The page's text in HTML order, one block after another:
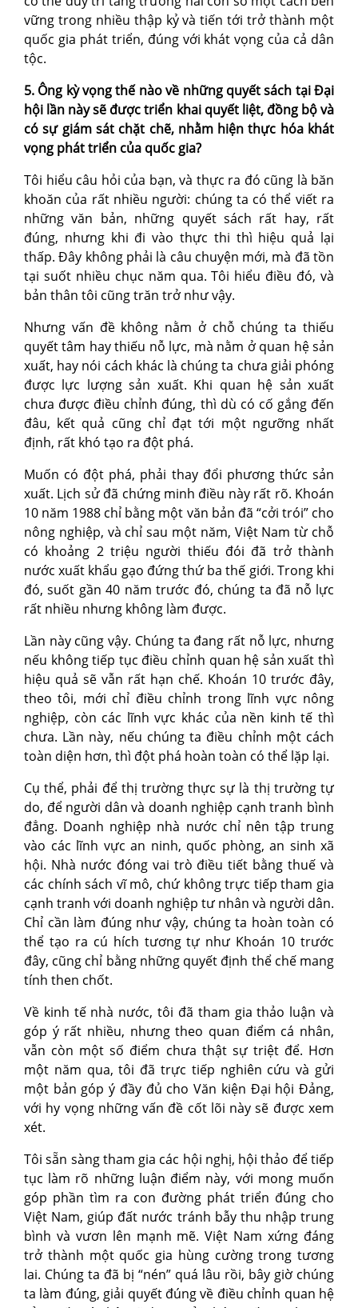
vững trong nhiều thập kỷ và tiến tới trở thành một
quốc gia phát triển, đúng với khát vọng của cả dân
tộc.
5. Ông kỳ vọng thế nào về những quyết sách tại Đại
hội lần này sẽ được triển khai quyết liệt, đồng bộ và
có sự giám sát chặt chẽ, nhằm hiện thực hóa khát
vọng phát triển của quốc gia?
Tôi hiểu câu hỏi của bạn, và thực ra đó cũng là băn
khoăn của rất nhiều người: chúng ta có thể viết ra
những văn bản, những quyết sách rất hay, rất
đúng, nhưng khi đi vào thực thi thì hiệu quả lại
thấp. Đây không phải là câu chuyện mới, mà đã tồn
tại suốt nhiều chục năm qua. Tôi hiểu điều đó, và
bản thân tôi cũng trăn trở như vậy.
Nhưng vấn đề không nằm ở chỗ chúng ta thiếu
quyết tâm hay thiếu nỗ lực, mà nằm ở quan hệ sản
xuất, hay nói cách khác là chúng ta chưa giải phóng
được lực lượng sản xuất. Khi quan hệ sản xuất
chưa được điều chỉnh đúng, thì dù có cố gắng đến
đâu, kết quả cũng chỉ đạt tới một ngưỡng nhất
định, rất khó tạo ra đột phá.
Muốn có đột phá, phải thay đổi phương thức sản
xuất. Lịch sử đã chứng minh điều này rất rõ. Khoán
10 năm 1988 chỉ bằng một văn bản đã “cởi trói” cho
nông nghiệp, và chỉ sau một năm, Việt Nam từ chỗ
có khoảng 2 triệu người thiếu đói đã trở thành
nước xuất khẩu gạo đứng thứ ba thế giới. Trong khi
đó, suốt gần 40 năm trước đó, chúng ta đã nỗ lực
rất nhiều nhưng không làm được.
Lần này cũng vậy. Chúng ta đang rất nỗ lực, nhưng
nếu không tiếp tục điều chỉnh quan hệ sản xuất thì
hiệu quả sẽ vẫn rất hạn chế. Khoán 10 trước đây,
theo tôi, mới chỉ điều chỉnh trong lĩnh vực nông
nghiệp, còn các lĩnh vực khác của nền kinh tế thì
chưa. Lần này, nếu chúng ta điều chỉnh một cách
toàn diện hơn, thì đột phá hoàn toàn có thể lặp lại.
Cụ thể, phải để thị trường thực sự là thị trường tự
do, để người dân và doanh nghiệp cạnh tranh bình
đẳng. Doanh nghiệp nhà nước chỉ nên tập trung
vào các lĩnh vực an ninh, quốc phòng, an sinh xã
hội. Nhà nước đóng vai trò điều tiết bằng thuế và
các chính sách vĩ mô, chứ không trực tiếp tham gia
cạnh tranh với doanh nghiệp tư nhân và người dân.
Chỉ cần làm đúng như vậy, chúng ta hoàn toàn có
thể tạo ra cú hích tương tự như Khoán 10 trước
đây, cũng chỉ bằng những quyết định thể chế mang
tính then chốt.
Về kinh tế nhà nước, tôi đã tham gia thảo luận và
góp ý rất nhiều, nhưng theo quan điểm cá nhân,
vẫn còn một số điểm chưa thật sự triệt để. Hơn
một năm qua, tôi đã trực tiếp nghiên cứu và gửi
một bản góp ý đầy đủ cho Văn kiện Đại hội Đảng,
với hy vọng những vấn đề cốt lõi này sẽ được xem
xét.
Tôi sẵn sàng tham gia các hội nghị, hội thảo để tiếp
tục làm rõ những luận điểm này, với mong muốn
góp phần tìm ra con đường phát triển đúng cho
Việt Nam, giúp đất nước tránh bẫy thu nhập trung
bình và vươn lên mạnh mẽ. Việt Nam xứng đáng
trở thành một quốc gia hùng cường trong tương
lai. Chúng ta đã bị “nén” quá lâu rồi, bây giờ chúng
ta làm đúng, giải quyết đúng về điều chỉnh quan hệ